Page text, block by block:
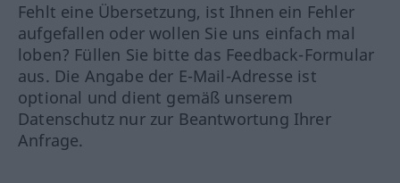
Fehlt eine Übersetzung, ist Ihnen ein Fehler
aufgefallen oder wollen Sie uns einfach mal
loben? Füllen Sie bitte das Feedback-Formular
aus. Die Angabe der E-Mail-Adresse ist
optional und dient gemäß unserem
Datenschutz nur zur Beantwortung Ihrer
Anfrage.